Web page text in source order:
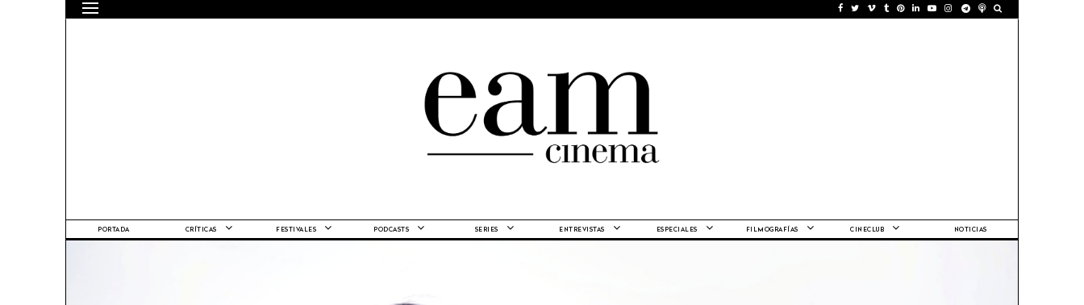
PORTADA CRÍTICAS FESTIVALES PODCASTS SERIES ENTREVISTAS ESPECIALES FILMOGRAFÍAS CINECLUB NOTICIAS